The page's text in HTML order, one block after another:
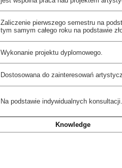
Zaliczenie pierwszego semestru na
tym samym całego roku na podstawie
Wykonanie projektu dyplomowego.
Dostosowana do zainteresowań
Na podstawie indywidualnych konsultacji.
Knowledge